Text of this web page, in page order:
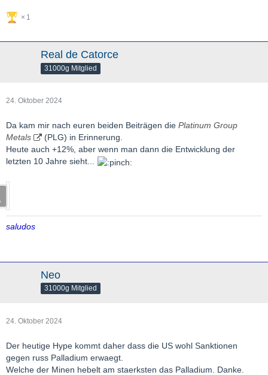
1
Real de Catorce
31000g Mitglied
24. Oktober 2024
Da kam mir nach euren beiden Beiträgen die Platinum Group
Metals
(PLG) in Erinnerung.
Heute auch +12%, aber wenn man dann die Entwicklung der
letzten 10 Jahre sieht...
saludos
Neo
31000g Mitglied
24. Oktober 2024
Der heutige Hype kommt daher dass die US wohl Sanktionen
gegen russ Palladium erwaegt.
Welche der Minen hebelt am staerksten das Palladium. Danke.